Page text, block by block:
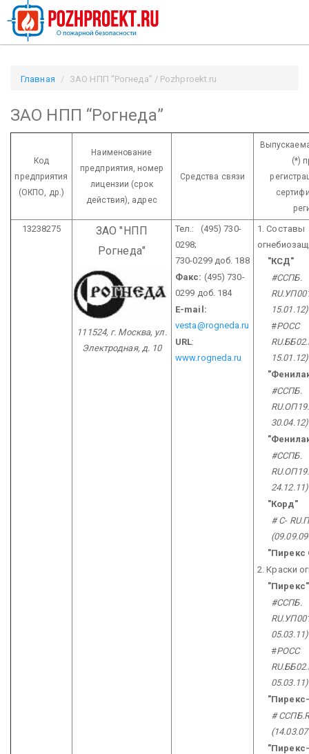
Главная ЗАО НПП “Рогнеда” / Pozhproekt.ru
ЗАО НПП “Рогнеда”
Код
предприятия
(ОКПО, др.)
Наименование
предприятия, номер
лицензии (срок
действия), адрес
Средства связи
(*)
13238275
ЗАО "НПП
Рогнеда"
111524, г. Москва, ул.
Электродная, д. 10
Тел.: (495) 730-
0298;
730-0299 доб. 188
Факс: (495) 730-
0299 доб. 184
E-mail:
vesta@rogneda.ru
URL:
www.rogneda.ru
1. Составы
"КСД"
#ССПБ.
15.01.12)
#РОСС
15.01.12)
#ССПБ.
30.04.12)
#ССПБ.
24.12.11)
"Корд"
# С-
"Пирекс
2. Краски
"Пирекс"
#ССПБ.
05.03.11)
#РОСС
RU.ББ02.
05.03.11)
#